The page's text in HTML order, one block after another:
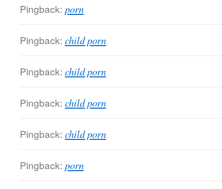
Pingback: porn
Pingback: child porn
Pingback: child porn
Pingback: child porn
Pingback: child porn
Pingback: porn